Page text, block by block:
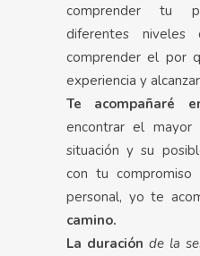
comprender tu
diferentes niveles
comprender el por
experiencia y
Te acompañaré
encontrar el
situación y su
con tu
personal, yo te
camino.
La duración de la